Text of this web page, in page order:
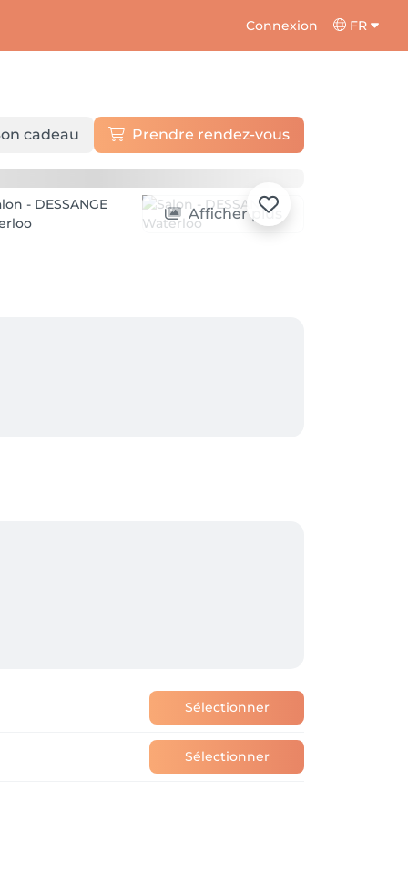
Connexion FR
cadeau Prendre rendez-vous
Afficher plus
Sélectionner
Sélectionner